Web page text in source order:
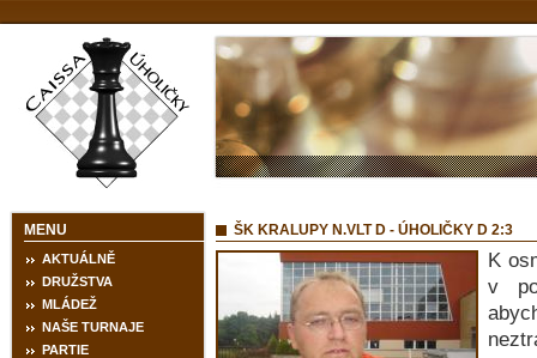
MENU
AKTUÁLNĚ
DRUŽSTVA
MLÁDEŽ
NAŠE TURNAJE
PARTIE
ŠK KRALUPY N.VLT D - ÚHOLIČKY D 2:3
K
v